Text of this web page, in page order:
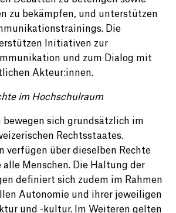
zu bekämpfen, und unterstützen
Die
Initiativen zur
und zum Dialog mit
Akteur:innen.
im Hochschulraum
bewegen sich grundsätzlich im
Rechtsstaates.
verfügen über dieselben Rechte
Menschen. Die Haltung der
definiert sich zudem im Rahmen
Autonomie und ihrer jeweiligen
und -kultur. Im Weiteren gelten